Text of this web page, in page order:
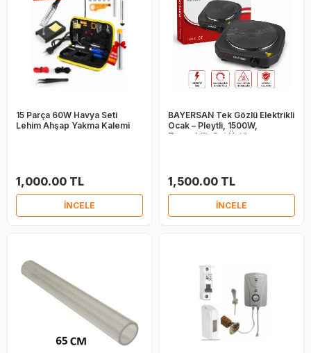
15 Parça 60W Havya Seti
Lehim Ahşap Yakma Kalemi
1,000.00 TL
İNCELE
BAYERSAN Tek Gözlü Elektrikli
Ocak – Pleytli, 1500W,
Taşınabilir Set Üstü
1,500.00 TL
İNCELE